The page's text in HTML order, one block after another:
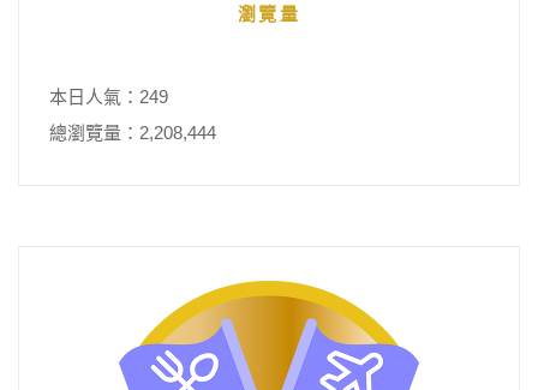
瀏覽量
本日人氣：249
總瀏覽量：2,208,444